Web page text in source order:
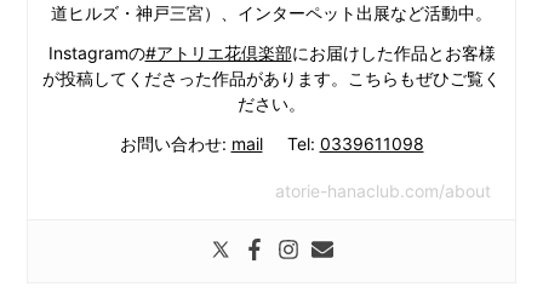
道ヒルズ・神戸三宮）、インターペット出展など活動中。
Instagramの#アトリエ花倶楽部にお届けした作品とお客様
が投稿してくださった作品があります。こちらもぜひご覧く
ださい。
お問い合わせ: mailTel: 0339611098
atorie-hanaclub.com/about